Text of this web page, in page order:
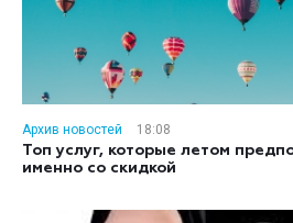
Архив новостей
18:08
Топ услуг, которые летом
именно со скидкой